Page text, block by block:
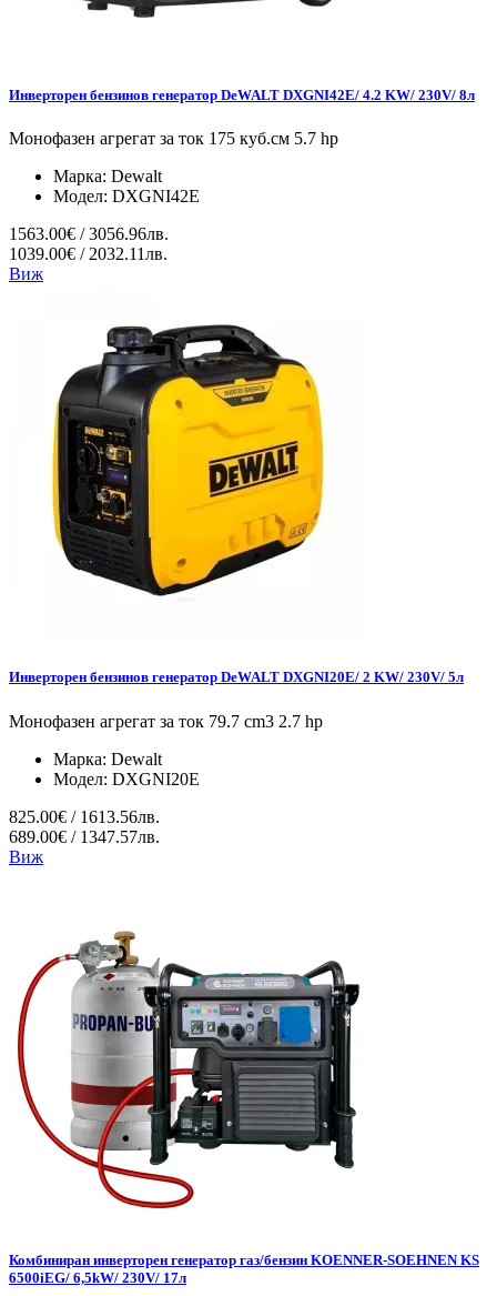
Инверторен бензинов генератор DeWALT DXGNI42E/ 4.2 KW/ 230V/ 8л
Монофазен агрегат за ток 175 куб.см 5.7 hp
Марка: Dewalt
Модел: DXGNI42E
1563.00€ / 3056.96лв.
1039.00€ / 2032.11лв.
Виж
Инверторен бензинов генератор DeWALT DXGNI20E/ 2 KW/ 230V/ 5л
Монофазен агрегат за ток 79.7 cm3 2.7 hp
Марка: Dewalt
Модел: DXGNI20E
825.00€ / 1613.56лв.
689.00€ / 1347.57лв.
Виж
Комбиниран инверторен генератор газ/бензин KOENNER-SOEHNEN KS
6500iEG/ 6,5kW/ 230V/ 17л